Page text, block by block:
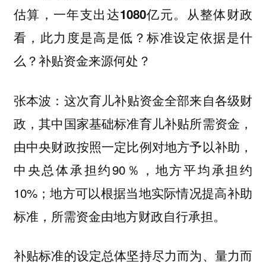
估算，一年支出达1080亿元。从整体财政
看，此力度是高是低？标准设定依据是什
么？补贴资金来源何处？
张本波： 这次育儿补贴资金全部来自各级财
政，其中国家基础标准育儿补贴所需资金，
由中央财政按照一定比例对地方予以补助，
中央总体承担约90％，地方平均承担约
10%；地方可以根据当地实际情况提高补助
标准，所需资金由地方财政自行承担。
补贴标准的设定总体坚持尽力而为、量力而